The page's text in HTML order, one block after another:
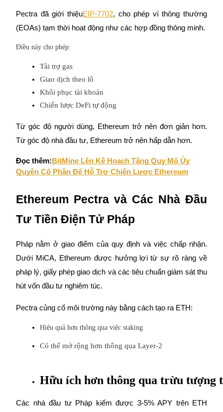
BTC Welcome Rewards
Deposit & Trade BTC to Share 25000 USDT prize pool!
Deposit CASHCAT & Win
Share 500000 CASHCAT prize pool
Exclusive for BitMart Users
Register & Trade to Win 500,000 USDT
Trade Gold & Silver · 33,333 USDT Bonus
Pectra đã giới thiệuEIP-7702, cho phép ví thông thường
(EOAs) tạm thời hoạt động như các hợp đồng thông minh.
Điều này cho phép:
Tài trợ gas
Giao dịch theo lô
Khôi phục tài khoản
Chiến lược DeFi tự động
Từ góc độ người dùng, Ethereum trở nên đơn giản hơn.
Từ góc độ nhà đầu tư, Ethereum trở nên hấp dẫn hơn.
Đọc thêm: BitMine Lên Kế Hoạch Tăng Quy Mô Ủy
Quyền Cổ Phần Để Hỗ Trợ Chiến Lược Ethereum
Ethereum Pectra và Các Nhà Đầu
Tư Tiền Điện Tử Pháp
Pháp nằm ở giao điểm của quy định và việc chấp nhận.
Dưới MiCA, Ethereum được hưởng lợi từ sự rõ ràng về
pháp lý, giấy phép giao dịch và các tiêu chuẩn giám sát thu
hút vốn đầu tư nghiêm túc.
Pectra củng cố môi trường này bằng cách tạo ra ETH:
Hiệu quả hơn thông qua việc staking
Có thể mở rộng hơn thông qua Layer-2
Hữu ích hơn thông qua trừu tượng
Các nhà đầu tư Pháp kiếm được 3-5% APY trên ETH